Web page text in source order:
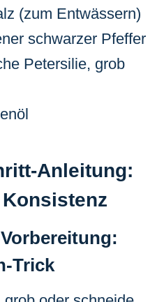
(zum Entwässern)
schwarzer Pfeffer
Petersilie, grob
Anleitung:
Trick